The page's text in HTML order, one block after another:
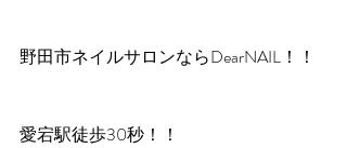
野田市ネイルサロンならDearNAIL！！
愛宕駅徒歩30秒！！